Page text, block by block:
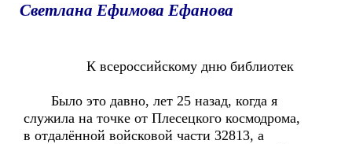
Светлана Ефимова Ефанова
К всероссийскому дню библиотек
Было это давно, лет 25 назад, когда я
служила на точке от Плесецкого космодрома,
в отдалённой войсковой части 32813, а